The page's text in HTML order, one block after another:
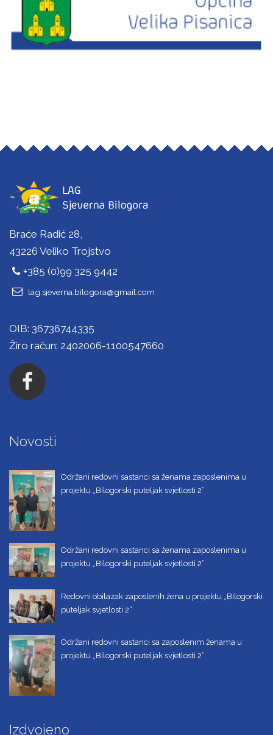
Braće Radić 28,
43226 Veliko Trojstvo
+385 (0)99 325 9442
lag.sjeverna.bilogora@gmail.com
OIB: 36736744335
Žiro račun: 2402006-1100547660
Novosti
Održani redovni sastanci sa ženama zaposlenima u
projektu „Bilogorski puteljak svjetlosti 2“
Održani redovni sastanci sa ženama zaposlenima u
projektu „Bilogorski puteljak svjetlosti 2“
Redovni obilazak zaposlenih žena u projektu „Bilogorski
puteljak svjetlosti 2“
Održani redovni sastanci sa zaposlenim ženama u
projektu „Bilogorski puteljak svjetlosti 2“
Izdvojeno